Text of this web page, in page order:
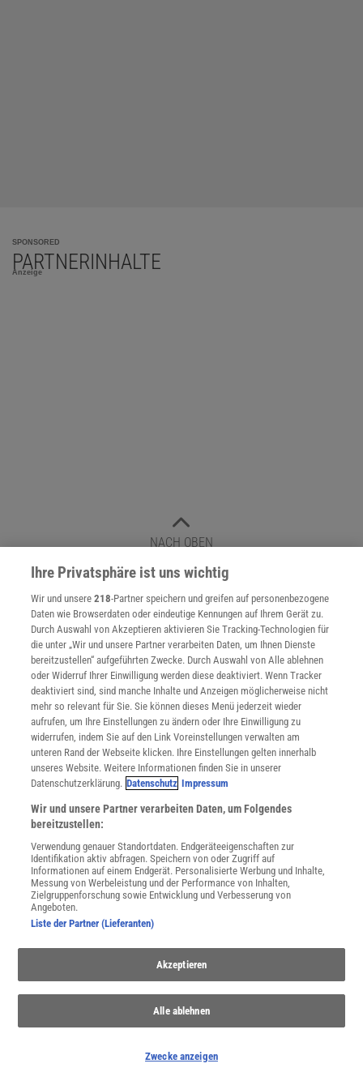
SPONSORED
PARTNERINHALTE
Anzeige
NACH OBEN
Für Sie im Spektrum-Shop und am Kiosk:
WEITERE NEUERSCHEINUNGEN SPEKTRUM SHOP
Spektrum.de-Newsletter abonnieren
Sie können unsere Newsletter jederzeit wieder abbestellen. Infos zu unserem Umgang
mit Ihren personenbezogenen Daten finden Sie in unsererDatenschutzerklärung
SERVICES
Kontakt
Spektrum Shop
Ihre Privatsphäre ist uns wichtig
Wir und unsere218-Partner speichern und greifen auf personenbezogene
Daten wie Browserdaten oder eindeutige Kennungen auf Ihrem Gerät zu.
Durch Auswahl von Akzeptieren aktivieren Sie Tracking-Technologien für
die unter „Wir und unsere Partner verarbeiten Daten, um Ihnen Dienste
bereitzustellen“ aufgeführten Zwecke. Durch Auswahl von Alle ablehnen
oder Widerruf Ihrer Einwilligung werden diese deaktiviert. Wenn Tracker
deaktiviert sind, sind manche Inhalte und Anzeigen möglicherweise nicht
mehr so relevant für Sie. Sie können dieses Menü jederzeit wieder
aufrufen, um Ihre Einstellungen zu ändern oder Ihre Einwilligung zu
widerrufen, indem Sie auf den Link Voreinstellungen verwalten am
unteren Rand der Webseite klicken. Ihre Einstellungen gelten innerhalb
unseres Website. Weitere Informationen finden Sie in unserer
Datenschutzerklärung. Datenschutz Impressum
Wir und unsere Partner verarbeiten Daten, um Folgendes
bereitzustellen:
Verwendung genauer Standortdaten. Endgeräteeigenschaften zur
Identifikation aktiv abfragen. Speichern von oder Zugriff auf
Informationen auf einem Endgerät. Personalisierte Werbung und Inhalte,
Messung von Werbeleistung und der Performance von Inhalten,
Zielgruppenforschung sowie Entwicklung und Verbesserung von
Angeboten.
Liste der Partner (Lieferanten)
Akzeptieren
Alle ablehnen
Zwecke anzeigen